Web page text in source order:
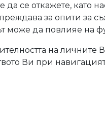
да се откажете, като
за опити за
може да повлияе на
на личните
Ви при